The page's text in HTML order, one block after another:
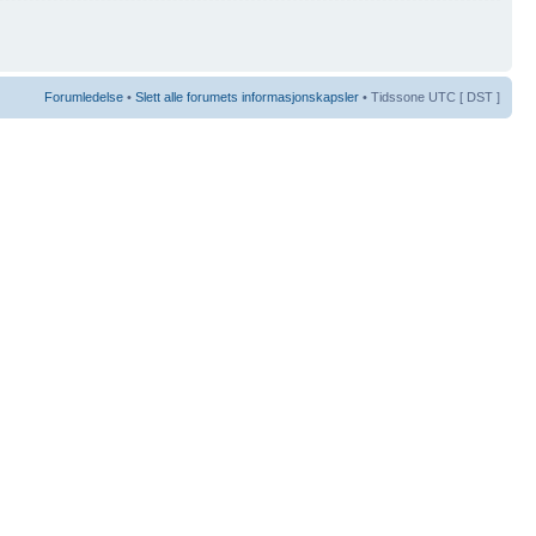
Forumledelse • Slett alle forumets informasjonskapsler • Tidssone UTC [ DST ]